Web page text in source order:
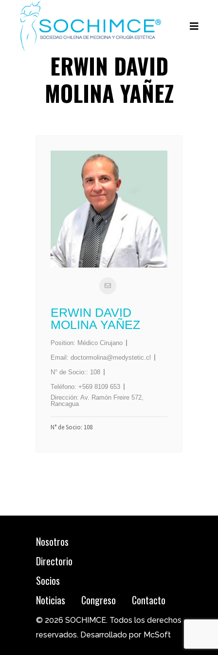
ERWIN DAVID
MOLINA YAÑEZ
ERWIN DAVID
MOLINA YAÑEZ
Position: Médico Cirujano
Email: doctormolina@medystetic.cl
N° de Socio:: 108
Teléfono: +569 8109 653
Dirección: Av. Ramón Freire 572,
Rancagua
N° de Socio: 108
Nosotros
Directorio
Socios
Noticias
Congreso Contacto
© 2026 SOCHIMCE. Todos los derechos
reservados. Desarrollado por McSoft